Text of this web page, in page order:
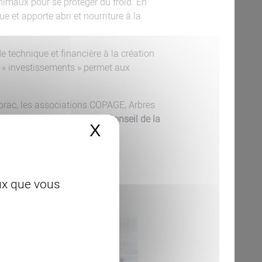
que vous
X Masquer le
et apporte abri et nourriture à la
technique et financière à la création
investissements » permet aux
les associations COPAGE, Arbres
à 10 H, à la salle du Conseil de la
et les bienvenus.
07 57 68 48 68